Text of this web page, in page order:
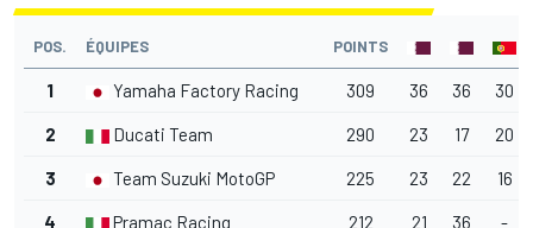
POS. ÉQUIPES POINTS
1 Yamaha Factory Racing 309 36 36 30
2 Ducati Team 290 23 17 20
3 Team Suzuki MotoGP 225 23 22 16
4 Pramac Racing 212 21 36 -